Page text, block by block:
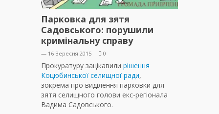
Парковка для зятя
Садовського: порушили
кримінальну справу
— 16 Вересня 2015 0
Прокуратуру зацікавили рішення
Коцюбинської селищної ради,
зокрема про виділення парковки для
зятя селищного голови екс-регіонала
Вадима Садовського.